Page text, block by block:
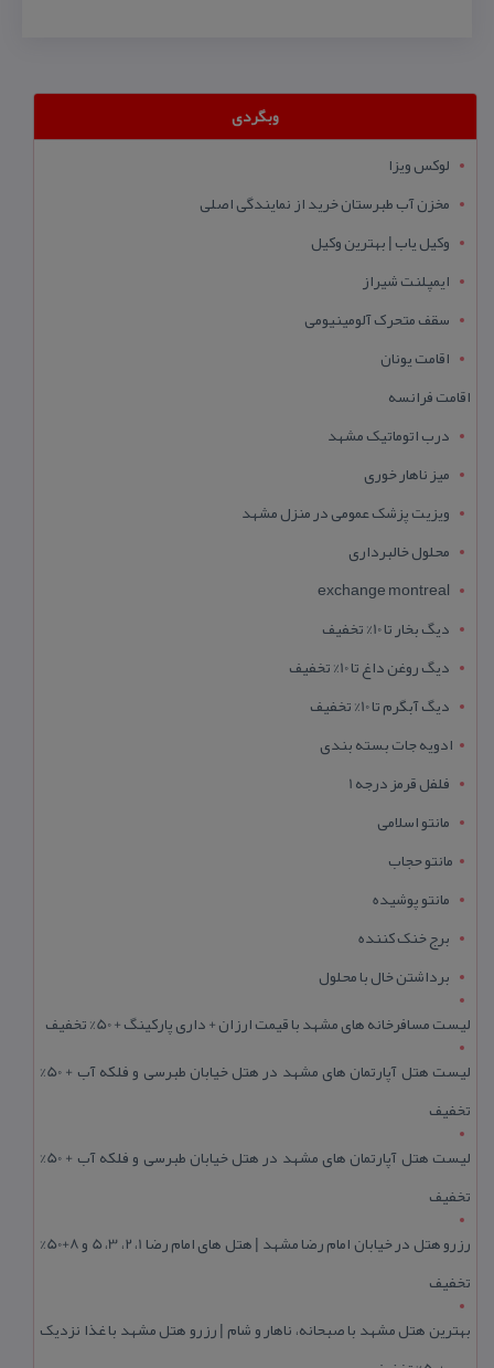
وبگردی
لوکس ویزا
مخزن آب طبرستان خرید از نمایندگی اصلی
وکیل یاب | بهترین وکیل
ایمپلنت شیراز
سقف متحرک آلومینیومی
اقامت یونان
اقامت فرانسه
درب اتوماتیک مشهد
میز ناهار خوری
ویزیت پزشک عمومی در منزل مشهد
محلول خالبرداری
exchange montreal
دیگ بخار تا 10% تخفیف
دیگ روغن داغ تا 10% تخفیف
دیگ آبگرم تا 10% تخفیف
ادویه جات بسته بندی
فلفل قرمز درجه 1
مانتو اسلامی
مانتو حجاب
مانتو پوشیده
برج خنک کننده
برداشتن خال با محلول
لیست مسافرخانه های مشهد با قیمت ارزان + داری پارکینگ + 50% تخفیف
لیست هتل آپارتمان های مشهد در هتل خیابان طبرسی و فلکه آب + 50%
تخفیف
لیست هتل آپارتمان های مشهد در هتل خیابان طبرسی و فلکه آب + 50%
تخفیف
رزرو هتل در خیابان امام رضا مشهد | هتل‌ های امام رضا 1، 2، 3، 5 و 8+50%
تخفیف
بهترین هتل مشهد با صبحانه، ناهار و شام | رزرو هتل مشهد با غذا نزدیک